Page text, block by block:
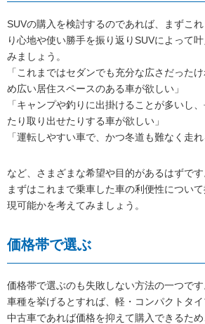
SUVの購入を検討するのであれば、まずこ
り心地や使い勝手を振り返りSUVによって
みましょう。
「これまではセダンでも充分な広さだった
め広い居住スペースのある車が欲しい」
「キャンプや釣りに出掛けることが多いし
たり取り出せたりする車が欲しい」
「運転しやすい車で、かつ冬道も難なく走れ
など、さまざまな希望や目的があるはずです
まずはこれまで乗車した車の利便性につい
現可能かを考えてみましょう。
価格帯で選ぶ
価格帯で選ぶのも失敗しない方法の一つです
車種を挙げるとすれば、軽・コンパクトタイ
中古車であれば価格を抑えて購入できるた